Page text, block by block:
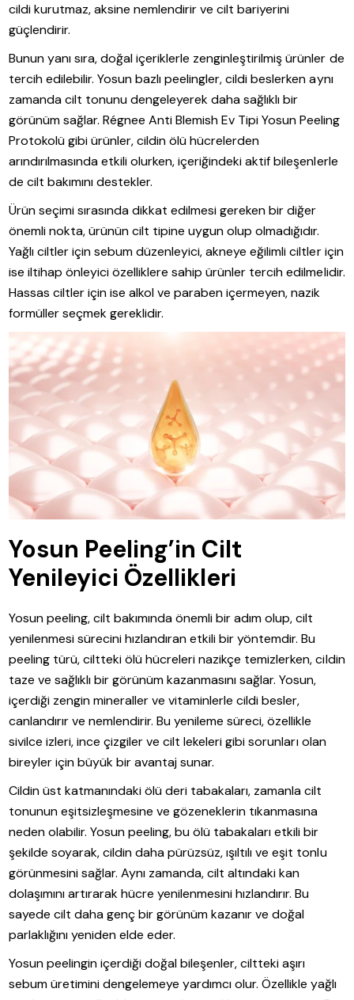
cildi kurutmaz, aksine nemlendirir ve cilt bariyerini
güçlendirir.
Bunun yanı sıra, doğal içeriklerle zenginleştirilmiş ürünler de
tercih edilebilir. Yosun bazlı peelingler, cildi beslerken aynı
zamanda cilt tonunu dengeleyerek daha sağlıklı bir
görünüm sağlar. Régnee Anti Blemish Ev Tipi Yosun Peeling
Protokolü gibi ürünler, cildin ölü hücrelerden
arındırılmasında etkili olurken, içeriğindeki aktif bileşenlerle
de cilt bakımını destekler.
Ürün seçimi sırasında dikkat edilmesi gereken bir diğer
önemli nokta, ürünün cilt tipine uygun olup olmadığıdır.
Yağlı ciltler için sebum düzenleyici, akneye eğilimli ciltler için
ise iltihap önleyici özelliklere sahip ürünler tercih edilmelidir.
Hassas ciltler için ise alkol ve paraben içermeyen, nazik
formüller seçmek gereklidir.
Yosun Peeling’in Cilt
Yenileyici Özellikleri
Yosun peeling, cilt bakımında önemli bir adım olup, cilt
yenilenmesi sürecini hızlandıran etkili bir yöntemdir. Bu
peeling türü, ciltteki ölü hücreleri nazikçe temizlerken, cildin
taze ve sağlıklı bir görünüm kazanmasını sağlar. Yosun,
içerdiği zengin mineraller ve vitaminlerle cildi besler,
canlandırır ve nemlendirir. Bu yenileme süreci, özellikle
sivilce izleri, ince çizgiler ve cilt lekeleri gibi sorunları olan
bireyler için büyük bir avantaj sunar.
Cildin üst katmanındaki ölü deri tabakaları, zamanla cilt
tonunun eşitsizleşmesine ve gözeneklerin tıkanmasına
neden olabilir. Yosun peeling, bu ölü tabakaları etkili bir
şekilde soyarak, cildin daha pürüzsüz, ışıltılı ve eşit tonlu
görünmesini sağlar. Aynı zamanda, cilt altındaki kan
dolaşımını artırarak hücre yenilenmesini hızlandırır. Bu
sayede cilt daha genç bir görünüm kazanır ve doğal
parlaklığını yeniden elde eder.
Yosun peelingin içerdiği doğal bileşenler, ciltteki aşırı
sebum üretimini dengelemeye yardımcı olur. Özellikle yağlı